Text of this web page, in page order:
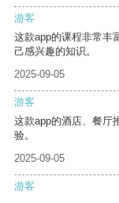
游客
这款app的课程非常丰
己感兴趣的知识。
2025-09-05
游客
这款app的酒店、餐厅
验。
2025-09-05
游客